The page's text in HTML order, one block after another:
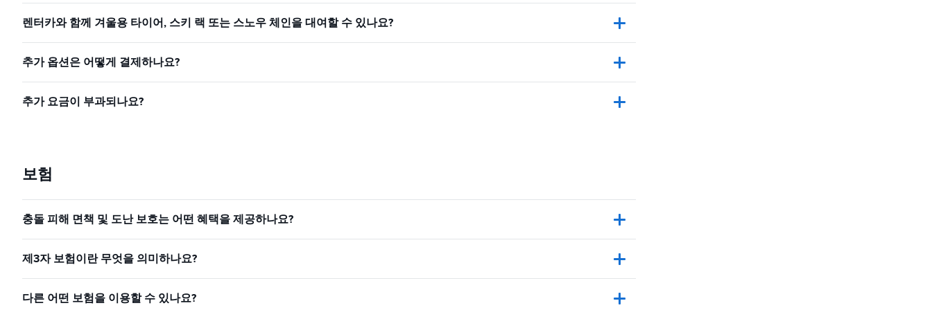
렌터카와 함께 겨울용 타이어, 스키 랙 또는 스노우 체인을 대여할 수 있나요?
추가 옵션은 어떻게 결제하나요?
추가 요금이 부과되나요?
보험
충돌 피해 면책 및 도난 보호는 어떤 혜택을 제공하나요?
제3자 보험이란 무엇을 의미하나요?
다른 어떤 보험을 이용할 수 있나요?